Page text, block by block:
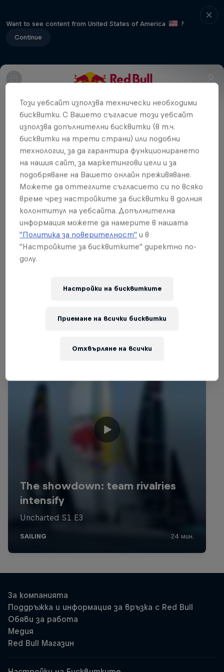
Want to see content from United States of America
?
Continue
opening round of the 2014 Extreme
Sailing Series, where new faces and new
teams will meet the more seasoned
crews for the first time when racing
begins on the 20 February.
Филми и предавания
Uncharted
Jimmy Spithill's SailGP journey
1 сезон · 3 епизоди
SAILING
Свързани видеа
Този уебсайт използва технически необходими
бисквитки. С Вашето съгласие този уебсайт
използва допълнителни бисквитки (в т.ч.
бисквитки на трети страни) или подобни
технологии, за да гарантира функционирането
на нашия сайт, за маркетингови цели и за
подобряване на Вашето онлайн преживяване.
Можете да оттеглите съгласието си по всяко
време чрез настройките за бисквитки в долния
колонтитул на уебсайта. Допълнителна
информация можете да намерите в нашата
"Политика за поверителност" и в
"Настройките за бисквитките" директно по-
долу.
Настройки на бисквитките
Отхвърляне на всички
Приемане на всички бисквитки